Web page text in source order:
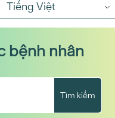
Tiếng Việt
bệnh nhân
Tìm kiếm